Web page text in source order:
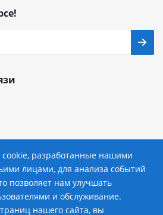
ekat.ru
разработанные нашими
лицами, для анализа событий
позволяет нам улучшать
и обслуживание.
нашего сайта, вы